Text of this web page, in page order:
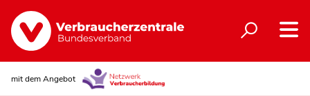
mit dem Angebot